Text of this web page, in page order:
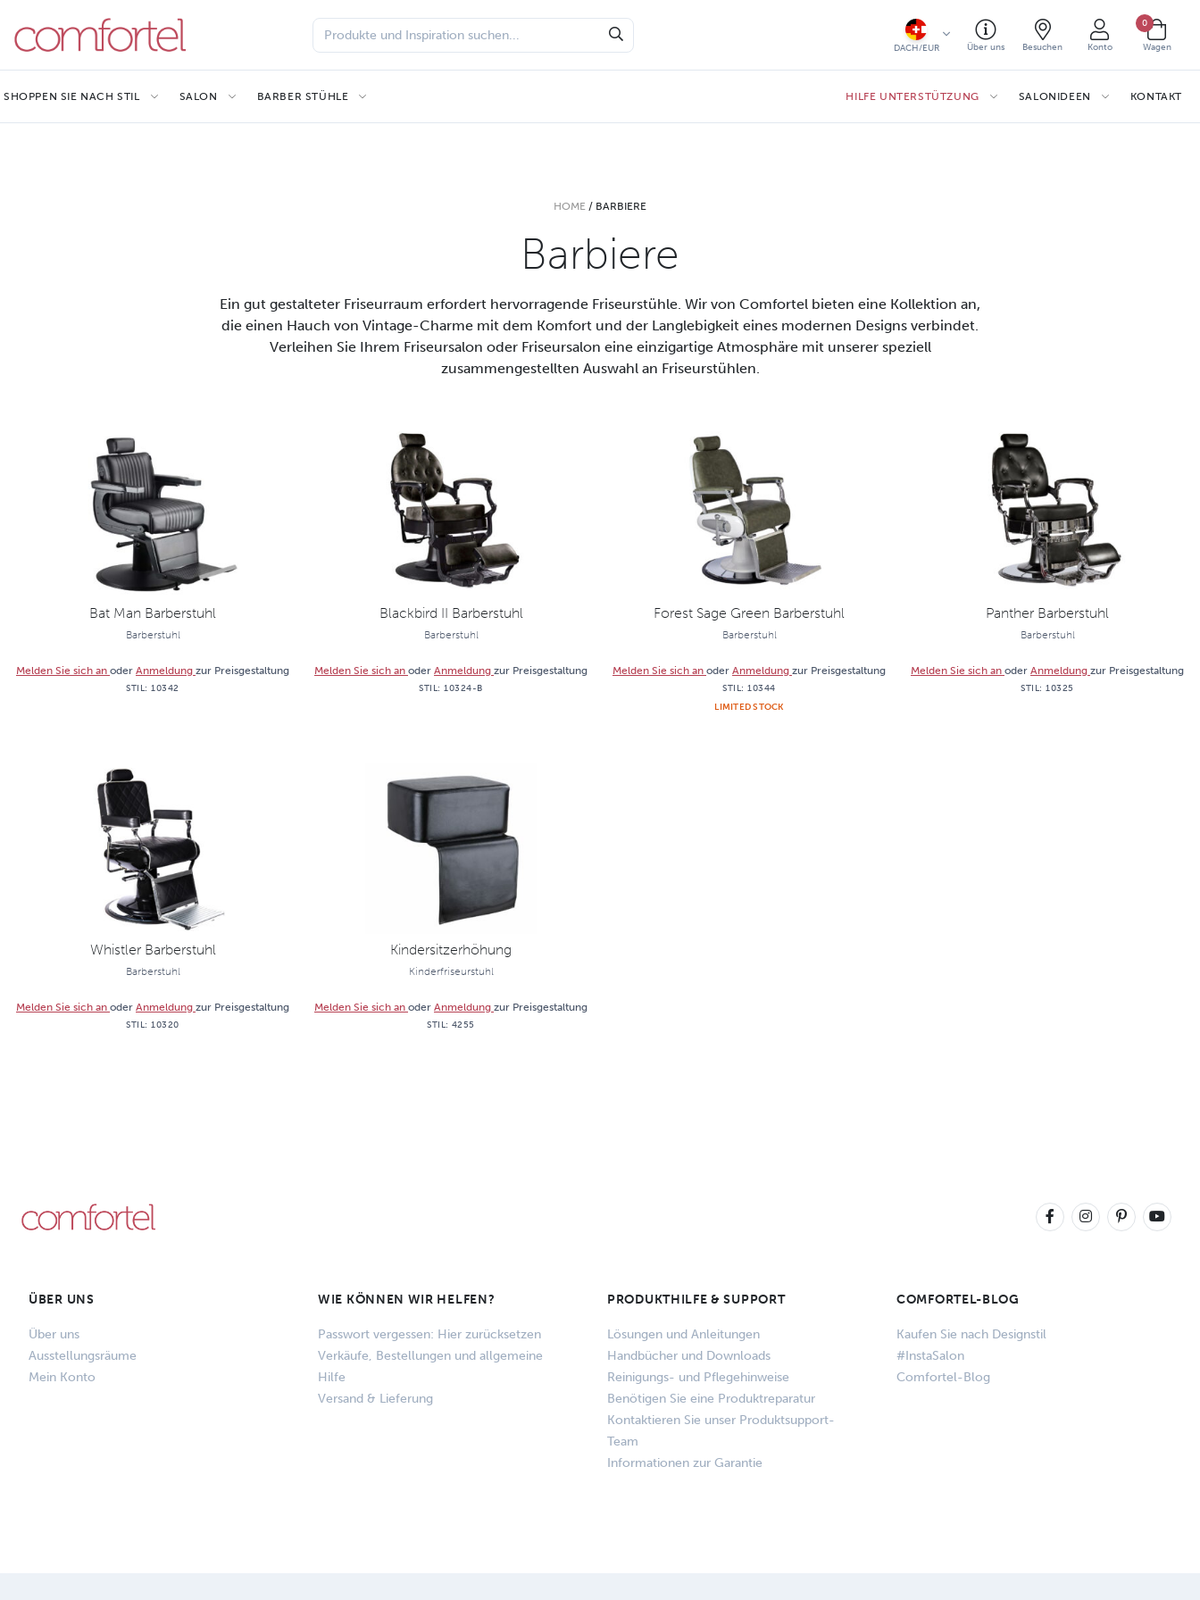
DACH/EUR Über uns Besuchen Konto
0
Wagen
SHOPPEN SIE NACH STIL SALON BARBER STÜHLE HILFE UNTERSTÜTZUNG SALONIDEEN KONTAKT
HOME / BARBIERE
Barbiere
Ein gut gestalteter Friseurraum erfordert hervorragende Friseurstühle. Wir von Comfortel bieten eine Kollektion an,
die einen Hauch von Vintage-Charme mit dem Komfort und der Langlebigkeit eines modernen Designs verbindet.
Verleihen Sie Ihrem Friseursalon oder Friseursalon eine einzigartige Atmosphäre mit unserer speziell
zusammengestellten Auswahl an Friseurstühlen.
Bat Man Barberstuhl
Barberstuhl
Melden Sie sich an oder Anmeldung zur Preisgestaltung
STIL:10342
Blackbird II Barberstuhl
Barberstuhl
Melden Sie sich an oder Anmeldung zur Preisgestaltung
STIL:10324-B
Forest Sage Green Barberstuhl
Barberstuhl
Melden Sie sich an oder Anmeldung zur Preisgestaltung
STIL:10344
LIMITED STOCK
Panther Barberstuhl
Barberstuhl
Melden Sie sich an oder Anmeldung zur Preisgestaltung
STIL:10325
Whistler Barberstuhl
Barberstuhl
Melden Sie sich an oder Anmeldung zur Preisgestaltung
STIL:10320
Kindersitzerhöhung
Kinderfriseurstuhl
Melden Sie sich an oder Anmeldung zur Preisgestaltung
STIL: 4255
ÜBER UNS
Über uns
Ausstellungsräume
Mein Konto
WIE KÖNNEN WIR HELFEN?
Passwort vergessen: Hier zurücksetzen
Verkäufe, Bestellungen und allgemeine
Hilfe
Versand & Lieferung
PRODUKTHILFE & SUPPORT
Lösungen und Anleitungen
Handbücher und Downloads
Reinigungs- und Pflegehinweise
Benötigen Sie eine Produktreparatur
Kontaktieren Sie unser Produktsupport-
Team
Informationen zur Garantie
COMFORTEL-BLOG
Kaufen Sie nach Designstil
#InstaSalon
Comfortel-Blog